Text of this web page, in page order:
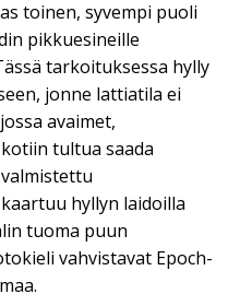
toinen, syvempi puoli
pikkuesineille
tarkoituksessa hylly
jonne lattiatila ei
avaimet,
tultua saada
hyllyn laidoilla
tuoma puun
vahvistavat Epoch-